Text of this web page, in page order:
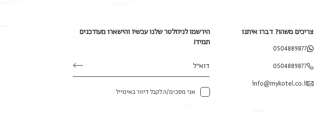
צריכים משהו? דברו איתנו
0504889877
0504889877
info@mykotel.co.il
הירשמו לניוזלטר שלנו עכשיו והישארו מעודכנים
תמיד!
אני מסכימ/ה לקבל דיוור באימייל